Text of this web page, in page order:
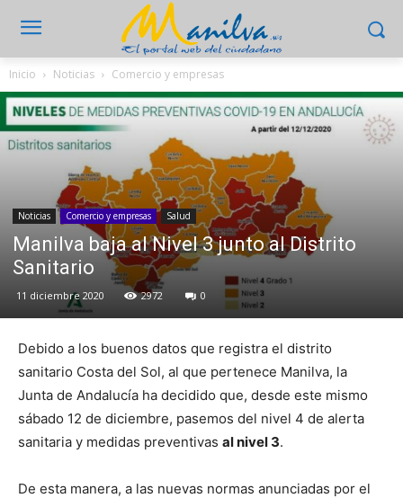
Inicio Noticias Comercio y empresas
Noticias Comercio y empresas Salud
Manilva baja al Nivel 3 junto al Distrito
Sanitario
11 diciembre 2020 2972 0
Debido a los buenos datos que registra el distrito
sanitario Costa del Sol, al que pertenece Manilva, la
Junta de Andalucía ha decidido que, desde este mismo
sábado 12 de diciembre, pasemos del nivel 4 de alerta
sanitaria y medidas preventivas al nivel 3.
De esta manera, a las nuevas normas anunciadas por el